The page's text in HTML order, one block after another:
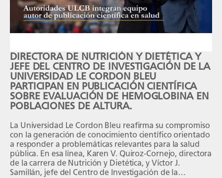
DIRECTORA DE NUTRICIÓN Y DIETÉTICA Y
JEFE DEL CENTRO DE INVESTIGACIÓN DE LA
UNIVERSIDAD LE CORDON BLEU
PARTICIPAN EN PUBLICACIÓN CIENTÍFICA
SOBRE EVALUACIÓN DE HEMOGLOBINA EN
POBLACIONES DE ALTURA.
La Universidad Le Cordon Bleu reafirma su compromiso
con la generación de conocimiento científico orientado
a responder a problemáticas relevantes para la salud
pública. En esa línea, Karen V. Quiroz-Cornejo, directora
de la carrera de Nutrición y Dietética, y Víctor J.
Samillán, jefe del Centro de Investigación de la